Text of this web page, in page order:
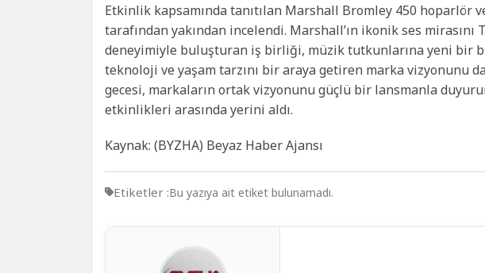
Etkinlik kapsamında tanıtılan Marshall Bromley 450 hoparlör
tarafından yakından incelendi. Marshall’ın ikonik ses
deneyimiyle buluşturan iş birliği, müzik tutkunlarına yeni bir
teknoloji ve yaşam tarzını bir araya getiren marka vizyonunu
gecesi, markaların ortak vizyonunu güçlü bir lansmanla
etkinlikleri arasında yerini aldı.
Kaynak: (BYZHA) Beyaz Haber Ajansı
Etiketler :Bu yazıya ait etiket bulunamadı.